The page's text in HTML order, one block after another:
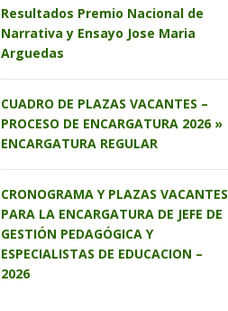
Resultados Premio Nacional de
Narrativa y Ensayo Jose Maria
Arguedas
CUADRO DE PLAZAS VACANTES –
PROCESO DE ENCARGATURA 2026 »
ENCARGATURA REGULAR
CRONOGRAMA Y PLAZAS VACANTES
PARA LA ENCARGATURA DE JEFE DE
GESTIÓN PEDAGÓGICA Y
ESPECIALISTAS DE EDUCACION –
2026